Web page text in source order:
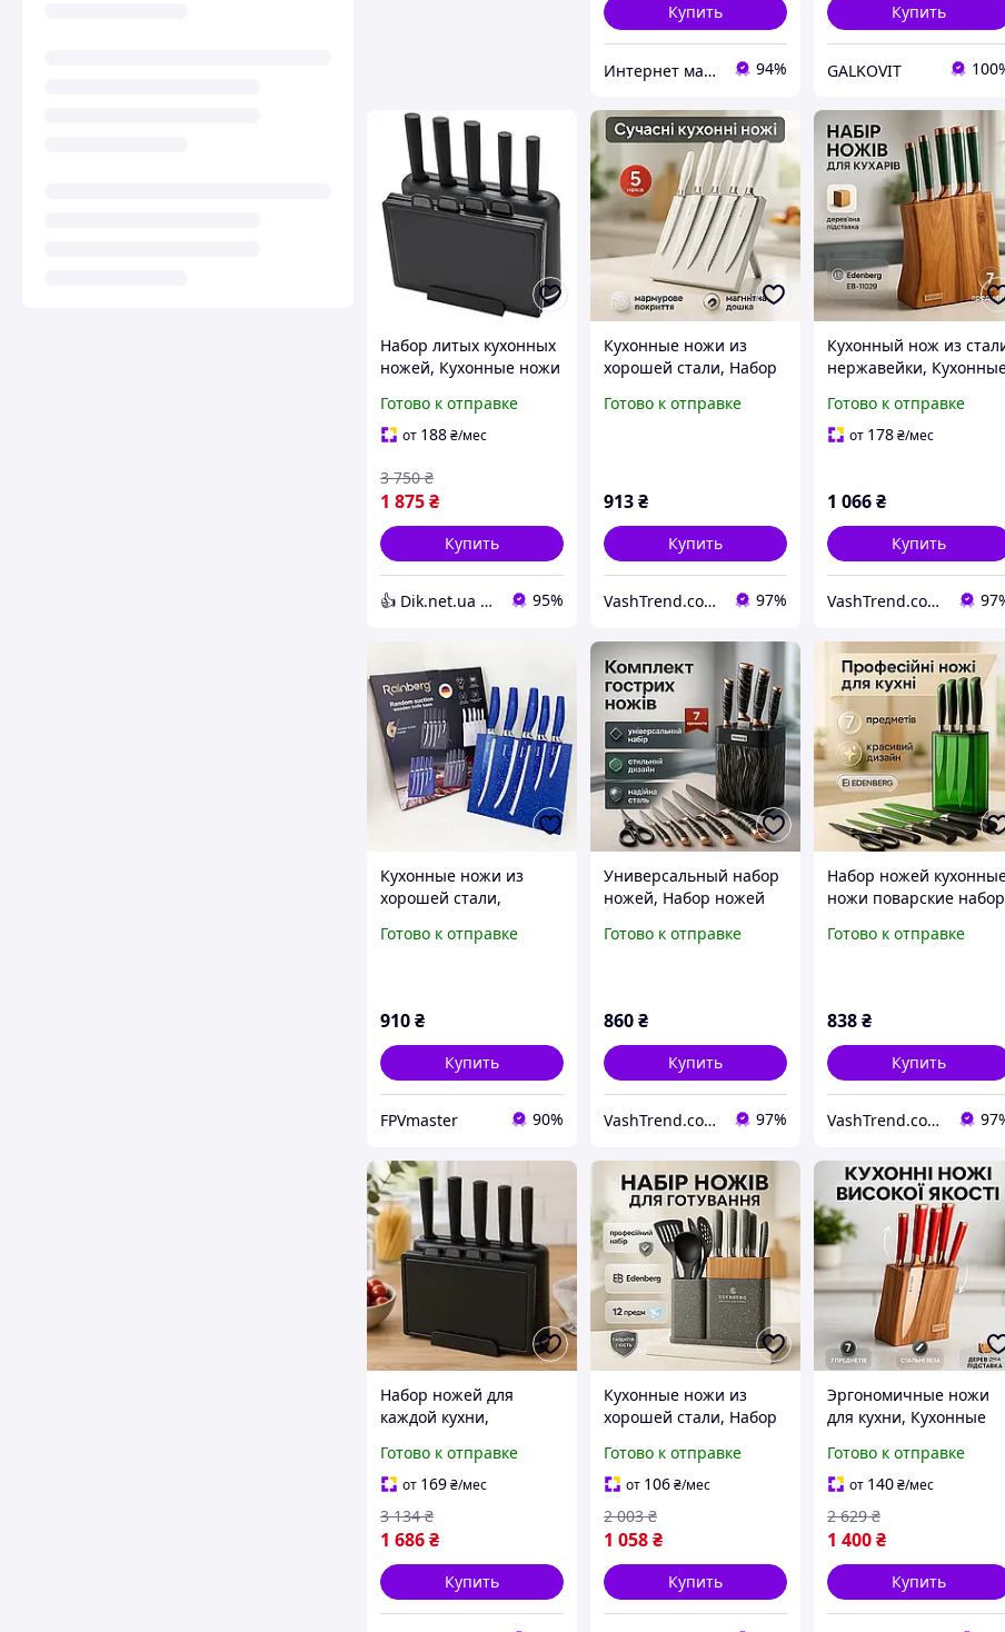
Купить
Интернет магазин "Electro Seller" 🛒 Только качественные товары по лучшим ценам ✅ 94%
Купить
GALKOVIT
Набор литых кухонных
ножей, Кухонные ножи
Профессиональные
ножи для домашней
Готово к отправке
от 188₴/мес
1 875₴
3 750 ₴
Купить
👍 Dik.net.ua - Интернет магазин 95%
Кухонные ножи из
хорошей стали, Набор
приготовления пищи,
Готово к отправке
913₴
Купить
VashTrend.com.ua - Рознично-оптовый интернет магазин! 97%
Кухонный нож из
нержавейки,
стали, Набор литых
кухонных ножей QR-34
Готово к отправке
от 178₴/мес
1 066₴
Купить
VashTrend.com.ua - Рознично-оптовый интернет магазин!
Кухонные ножи из
хорошей стали,
кухонные ножи Товары
Готово к отправке
910₴
Купить
FPVmaster 90%
Универсальный набор
ножей, Набор ножей
пищи Кухонный для
Готово к отправке
860₴
Купить
VashTrend.com.ua - Рознично-оптовый интернет магазин! 97%
Набор ножей
ножи поварские набор
кухонных ножей ED-75
Готово к отправке
838₴
Купить
VashTrend.com.ua - Рознично-оптовый интернет магазин!
Набор ножей для
каждой кухни,
хорошей стали, Набор
ножей бытовой GQ-97
Готово к отправке
от 169₴/мес
1 686₴
3 134 ₴
Купить
Кухонные ножи из
хорошей стали, Набор
кулинаров, Отличный
набор ножей WG-46
Готово к отправке
от 106₴/мес
1 058₴
2 003 ₴
Купить
Эргономичные ножи
для кухни, Кухонные
стали, Кухонный нож
универсальный VE-62
Готово к отправке
от 140₴/мес
1 400₴
2 629 ₴
Купить